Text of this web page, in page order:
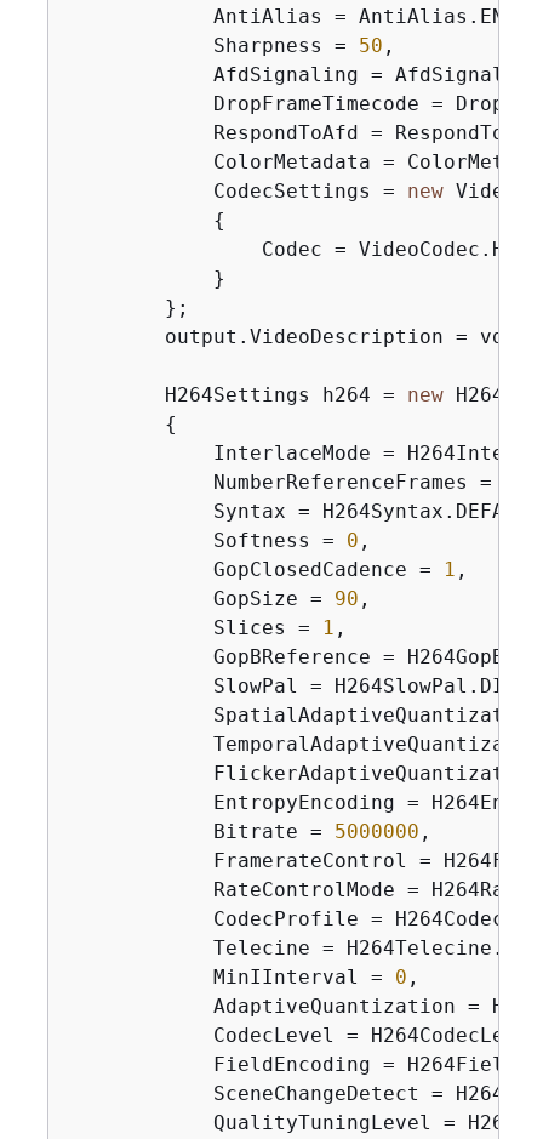
AntiAlias =
            Sharpness =
50 ,
AfdSignaling =
DropFrameTimecode =
RespondToAfd =
ColorMetadata =
            CodecSettings =
new
{
Codec =
            }
        };
        output.VideoDescription = vdes;
        H264Settings h264 =
new
{
InterlaceMode =
            NumberReferenceFrames =
Syntax =
            Softness =
0 ,
            GopClosedCadence =
1 ,
            GopSize =
90 ,
            Slices =
1 ,
GopBReference =
SlowPal =
EntropyEncoding =
            Bitrate =
5000000 ,
FramerateControl =
RateControlMode =
CodecProfile =
Telecine =
            MinIInterval =
0 ,
AdaptiveQuantization =
CodecLevel =
FieldEncoding =
SceneChangeDetect =
QualityTuningLevel =